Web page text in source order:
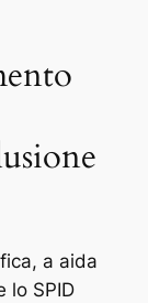
a aida
lo SPID